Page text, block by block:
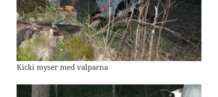
Kicki myser med valparna